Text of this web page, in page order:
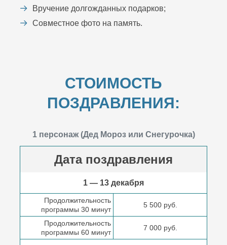
Вручение долгожданных подарков;
Совместное фото на память.
СТОИМОСТЬ
ПОЗДРАВЛЕНИЯ:
1 персонаж (Дед Мороз или Снегурочка)
Дата поздравления
1 — 13 декабря
Продолжительность
программы 30 минут
5 500 руб.
Продолжительность
программы 60 минут
7 000 руб.